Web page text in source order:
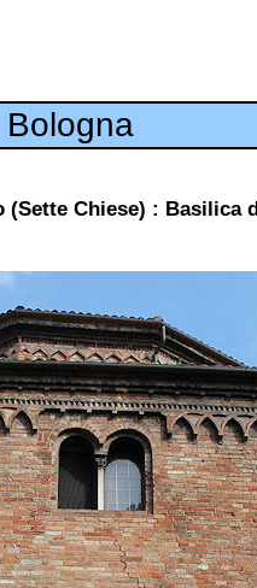
Bologna
(Sette Chiese) : Basilica